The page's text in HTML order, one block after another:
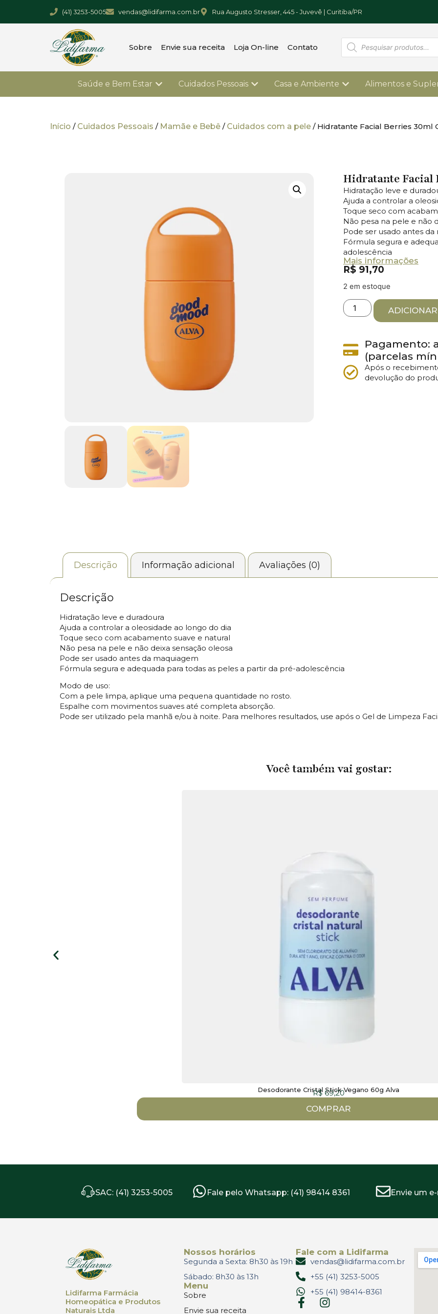
(41) 3253-5005 vendas@lidifarma.com.br Rua Augusto Stresser, 445 - Juvevê | Curitiba/PR
Sobre Envie sua receita Loja On-line Contato
Saúde e Bem Estar Cuidados Pessoais Casa e Ambiente Alimentos e
Início / Cuidados Pessoais / Mamãe e Bebê / Cuidados com a pele / Hidratante Facial Berries 30ml
Hidratante Facial
Hidratação leve e
Ajuda a controlar a
Toque seco com
Não pesa na pele e não
Pode ser usado antes
Fórmula segura e
adolescência
Mais informações
R$ 91,70
2 em estoque
Pagamento:
(parcelas
Após o
devolução do
Descrição Informação adicional Avaliações (0)
Descrição
Hidratação leve e duradoura
Ajuda a controlar a oleosidade ao longo do dia
Toque seco com acabamento suave e natural
Não pesa na pele e não deixa sensação oleosa
Pode ser usado antes da maquiagem
Fórmula segura e adequada para todas as peles a partir da pré-adolescência
Modo de uso:
Com a pele limpa, aplique uma pequena quantidade no rosto.
Espalhe com movimentos suaves até completa absorção.
Pode ser utilizado pela manhã e/ou à noite. Para melhores resultados, use após o Gel de Limpeza
Você também vai gostar:
Desodorante Cristal Stick Vegano 60g Alva
R$69,20
COMPRAR
SAC: (41) 3253-5005 Fale pelo Whatsapp: (41) 98414 8361 Envie um
Lidifarma Farmácia
Homeopática e Produtos
Naturais Ltda
Nossos horários
Segunda a Sexta: 8h30 às 19h
Sábado: 8h30 às 13h
Menu
Sobre
Envie sua receita
Fale com a Lidifarma
vendas@lidifarma.com.br
+55 (41) 3253-5005
+55 (41) 98414-8361